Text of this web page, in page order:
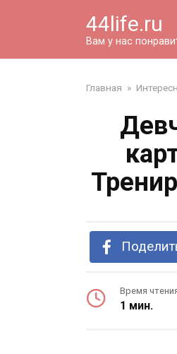
44life.ru
Вам у нас
Главная »
Время
1 мин.